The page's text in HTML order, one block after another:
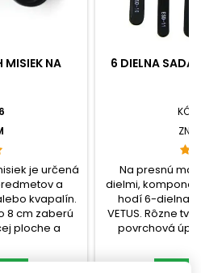
MISIEK NA
je určená
a
kvapalín.
8 cm zaberú
ploche a
množstva
zmestil
6 DIELNA SADA
KÓD:
Na presnú
dielmi,
hodí 6-dielna
VETUS. Rôzne
povrchová
ochranné krytky